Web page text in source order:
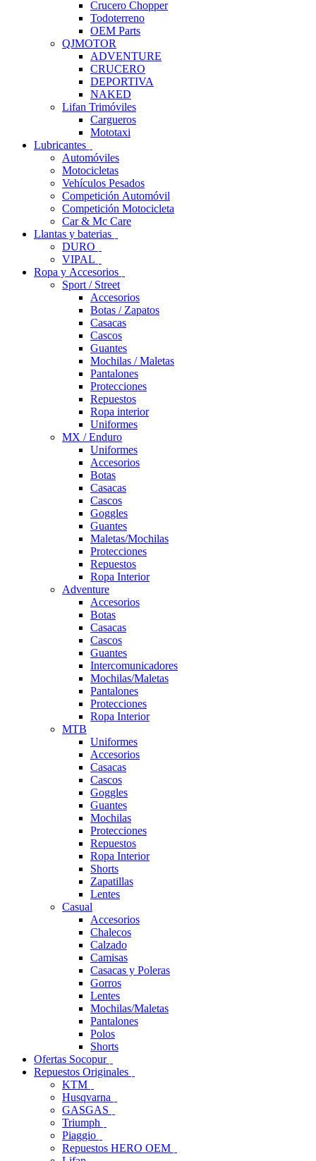
Crucero Chopper
Todoterreno
OEM Parts
QJMOTOR
ADVENTURE
CRUCERO
DEPORTIVA
NAKED
Lifan Trimóviles
Cargueros
Mototaxi
Lubricantes
Automóviles
Motocicletas
Vehículos Pesados
Competición Automóvil
Competición Motocicleta
Car & Mc Care
Llantas y baterias
DURO
VIPAL
Ropa y Accesorios
Sport / Street
Accesorios
Botas / Zapatos
Casacas
Cascos
Guantes
Mochilas / Maletas
Pantalones
Protecciones
Repuestos
Ropa interior
Uniformes
MX / Enduro
Uniformes
Accesorios
Botas
Casacas
Cascos
Goggles
Guantes
Maletas/Mochilas
Protecciones
Repuestos
Ropa Interior
Adventure
Accesorios
Botas
Casacas
Cascos
Guantes
Intercomunicadores
Mochilas/Maletas
Pantalones
Protecciones
Ropa Interior
MTB
Uniformes
Accesorios
Casacas
Cascos
Goggles
Guantes
Mochilas
Protecciones
Repuestos
Ropa Interior
Shorts
Zapatillas
Lentes
Casual
Accesorios
Chalecos
Calzado
Camisas
Casacas y Poleras
Gorros
Lentes
Mochilas/Maletas
Pantalones
Polos
Shorts
Ofertas Socopur
Repuestos Originales
KTM
Husqvarna
GASGAS
Triumph
Piaggio
Repuestos HERO OEM